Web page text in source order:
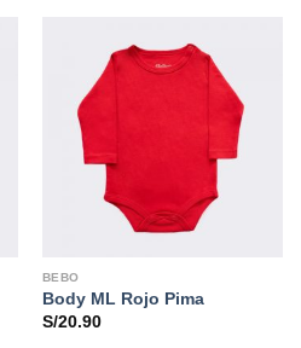
BEBO
Body ML Rojo Pima
S/20.90